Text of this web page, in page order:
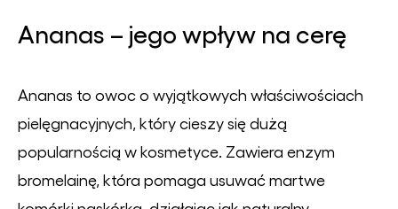
Ananas – jego wpływ na cerę
Ananas to owoc o wyjątkowych właściwościach
pielęgnacyjnych, który cieszy się dużą
popularnością w kosmetyce. Zawiera enzym
bromelainę, która pomaga usuwać martwe